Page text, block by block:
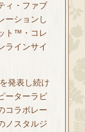
ィ・ファブ
ーションし
ト™・コレ
ラインサイ
発表し続け
ーターラビ
コラボレー
ノスタルジ